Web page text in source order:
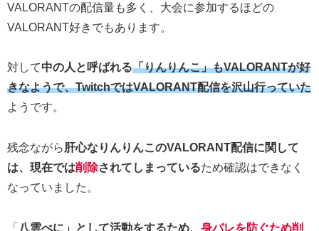
VALORANTの配信量も多く、大会に参加するほどの
VALORANT好きでもあります。
対して中の人と呼ばれる「りんりんこ」もVALORANTが好
きなようで、TwitchではVALORANT配信を沢山行っていた
ようです。
残念ながら肝心なりんりんこのVALORANT配信に関して
は、現在では削除されてしまっているため確認はできなく
なっていました。
「 八雲べに」として活動をするため、 身バレを防ぐため削